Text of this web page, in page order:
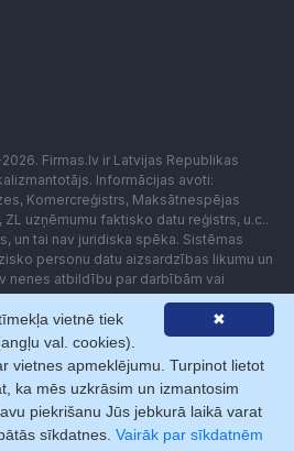
Firmas.lv ir Latvijas Republikas
Informācijas avoti:
Komercreģistrs, Maksātnespējas
uzņēmumu faktisko datu reģistrs, u.c..
un tai nav juridiska spēka. Sistēmas
personu datu aizsardzības likumu un
nenes atbildību par darbībām vai
pakalpojumu. Lietotājam aizliegts
sistēmas vai iekārtas (robotus)
saskaņošanas ar Firmas.lv. Galvenā
politika Norēķini ar
✖
vietnē tiek
val. cookies).
vietnes apmeklējumu. Turpinot lietot
ka mēs uzkrāsim un izmantosim
piekrišanu Jūs jebkurā laikā varat
sīkdatnes. Vairāk par sīkdatnēm